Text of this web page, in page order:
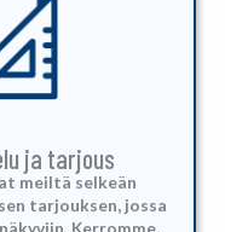
ja tarjous
meiltä selkeän
tarjouksen, jossa
Kerromme,